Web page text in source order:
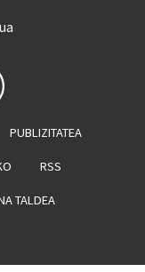
PUBLIZITATEA
RSS
TALDEA